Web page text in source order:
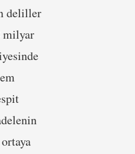
deliller
milyar